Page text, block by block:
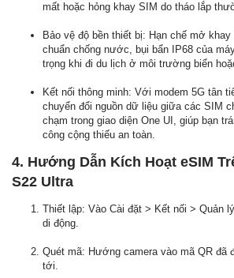
mất hoặc hỏng khay SIM do tháo lắp
Bảo vệ độ bền thiết bị: Hạn chế mở
chuẩn chống nước, bụi bẩn IP68 của
trọng khi đi du lịch ở môi trường biển
Kết nối thông minh: Với modem 5G tân
chuyển đổi nguồn dữ liệu giữa các SIM
chạm trong giao diện One UI, giúp bạn
công cộng thiếu an toàn.
4. Hướng Dẫn Kích Hoạt eSIM
S22 Ultra
Thiết lập: Vào Cài đặt > Kết nối > Quản
di động.
Quét mã: Hướng camera vào mã QR đã
tới.